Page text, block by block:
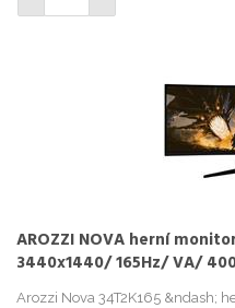
AROZZI NOVA herní
3440x1440/ 165Hz/ VA/
černý
Arozzi Nova 34T2K165 &ndash;